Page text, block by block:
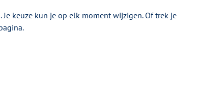
alleen op
keuze kun je op elk moment wijzigen. Of trek je